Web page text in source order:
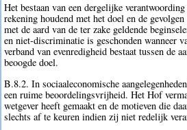
Het bestaan van een dergelijke
rekening houdend met het doel en de
met de aard van de ter zake geldende
en niet-discriminatie is geschonden wanneer
verband van evenredigheid bestaat tussen de
beoogde doel.
B.8.2. In sociaaleconomische
een ruime beoordelingsvrijheid. Het Hof
wetgever heeft gemaakt en de motieven die
slechts af te keuren indien zij niet redelijk